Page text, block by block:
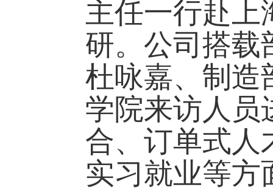
主任一行赴上
研。 公司搭载
杜咏嘉、制造
学院来访人员
合、 订单式人
实习就业等方